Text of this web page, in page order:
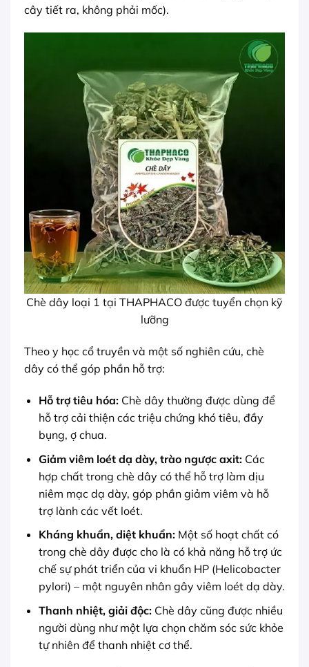
cây tiết ra, không phải mốc).
Chè dây loại 1 tại THAPHACO được tuyển chọn kỹ
lưỡng
Theo y học cổ truyền và một số nghiên cứu, chè
dây có thể góp phần hỗ trợ:
Hỗ trợ tiêu hóa:Chè dây thường được dùng để
hỗ trợ cải thiện các triệu chứng khó tiêu, đầy
bụng, ợ chua.
Giảm viêm loét dạ dày, trào ngược axit:Các
hợp chất trong chè dây có thể hỗ trợ làm dịu
niêm mạc dạ dày, góp phần giảm viêm và hỗ
trợ lành các vết loét.
Kháng khuẩn, diệt khuẩn:Một số hoạt chất có
trong chè dây được cho là có khả năng hỗ trợ ức
chế sự phát triển của vi khuẩn HP (Helicobacter
pylori) – một nguyên nhân gây viêm loét dạ dày.
Thanh nhiệt, giải độc:Chè dây cũng được nhiều
người dùng như một lựa chọn chăm sóc sức khỏe
tự nhiên để thanh nhiệt cơ thể.